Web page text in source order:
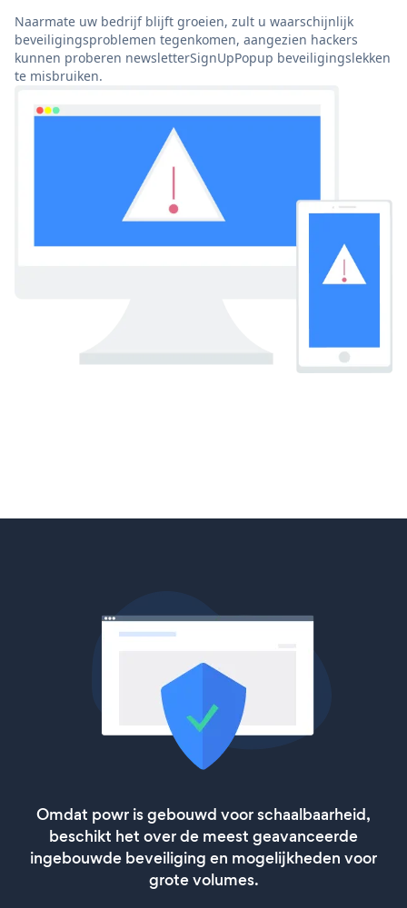
Naarmate uw bedrijf blijft groeien, zult u waarschijnlijk
beveiligingsproblemen tegenkomen, aangezien hackers
kunnen proberen newsletterSignUpPopup beveiligingslekken
te misbruiken.
Omdat powr is gebouwd voor schaalbaarheid,
beschikt het over de meest geavanceerde
ingebouwde beveiliging en mogelijkheden voor
grote volumes.